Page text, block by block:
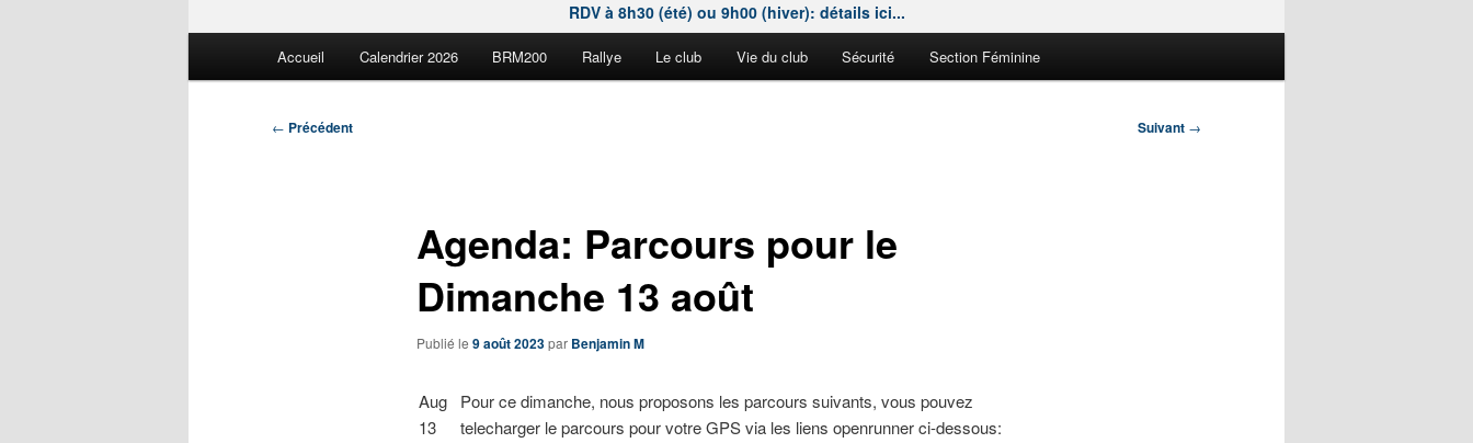
RDV à 8h30 (été) ou 9h00 (hiver): détails ici...
Accueil Calendrier 2026 BRM200 Rallye Le club Vie du club Sécurité Section Féminine
Navigation
← Précédent Suivant →
Agenda: Parcours pour le
Dimanche 13 août
Publié le 9 août 2023par Benjamin M
Aug
13
Pour ce dimanche, nous proposons les parcours suivants, vous pouvez
telecharger le parcours pour votre GPS via les liens openrunner ci-dessous: